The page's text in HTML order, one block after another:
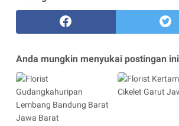
Anda mungkin menyukai postingan